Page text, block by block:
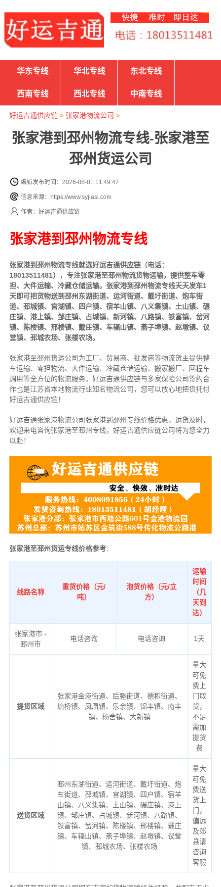
华东专线 华北专线 东北专线
西南专线 西北专线 中南专线
好运吉通供应链> 张家港物流公司 >
张家港到邳州物流专线-张家港至
邳州货运公司
编辑发布时间：2026-08-01 11:49:47
信息来源：https://www.syjiasi.com
作者：好运吉通供应链
张家港到邳州物流专线
张家港到邳州物流专线就选好运吉通供应链（电话：
18013511481），专注张家港至邳州物流货物运输，提供整车零
担、大件运输、冷藏仓储运输。张家港到邳州物流专线天天发车1
天即可把货物送到邳州东湖街道、运河街道、戴圩街道、炮车街
道、邳城镇、官湖镇、四户镇、宿羊山镇、八义集镇、土山镇、碾
庄镇、港上镇、邹庄镇、占城镇、新河镇、八路镇、铁富镇、岔河
镇、陈楼镇、邢楼镇、戴庄镇、车辐山镇、燕子埠镇、赵墩镇、议
堂镇、邳城农场、张楼农场。
张家港至邳州货运公司为工厂、贸易商、批发商等物流货主提供整
车运输、零担物流、大件运输、冷藏仓储运输、搬家搬厂、回程车
调用等全方位的物流服务。好运吉通供应链与多家保险公司签约合
作也是江苏省本地物流行业知名物流公司，您可以放心地把货托付
好运吉通供应链！
好运吉通张家港物流公司张家港到邳州专线价格优惠，运货及时，
欢迎来电咨询张家港至邳州专线，好运吉通供应链公司将为您全力
以赴！
张家港至邳州货运专线价格参考：
线路名称
重货价格（元/
吨）
泡货价格（元/立
方）
运输
时间
（几
天到
达）
张家港市 -
邳州市
电话咨询 电话咨询 1天
提货区域
张家港金港街道、后塍街道、德积街道、
塘桥镇、凤凰镇、乐余镇、锦丰镇、南丰
镇、杨舍镇、大新镇
量大
可免
费上
门取
货，
不足
需加
提货
费
送货区域
邳州东湖街道、运河街道、戴圩街道、炮
车街道、邳城镇、官湖镇、四户镇、宿羊
山镇、八义集镇、土山镇、碾庄镇、港上
镇、邹庄镇、占城镇、新河镇、八路镇、
铁富镇、岔河镇、陈楼镇、邢楼镇、戴庄
镇、车辐山镇、燕子埠镇、赵墩镇、议堂
镇、邳城农场、张楼农场
量大
可免
费送
货上
门，
偏远
及郊
县请
咨询
客服